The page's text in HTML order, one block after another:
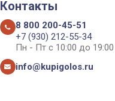
Контакты
8 800 200-45-51
+7 (930) 212-55-34
Пн - Пт с 10:00 до 19:00
info@kupigolos.ru